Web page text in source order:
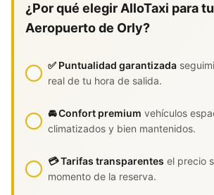
¿Por qué elegir AlloTaxi para
Aeropuerto de Orly?
✅ Puntualidad garantizada
real de tu hora de salida.
🚘 Confort premium vehículos
climatizados y bien mantenidos.
💳 Tarifas transparentes el precio
momento de la reserva.